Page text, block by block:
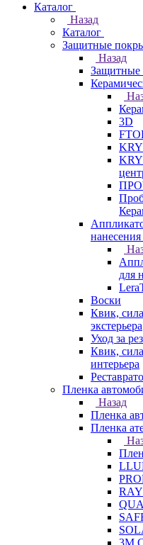
Каталог
Назад
Каталог
Защитные
Назад
Защитные
3D
для
Воски
Квик,
экстерьера
Уход за
Квик,
интерьера
Пленка
Назад
Пленка
Пленка
3M